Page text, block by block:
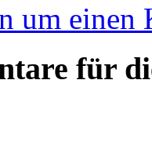
um einen
für